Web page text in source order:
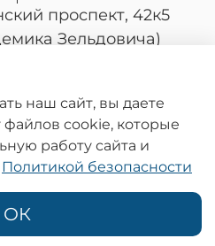
проспект, 42к5
Зельдовича)
контента без
запрещено
характер и не является
Российской Федерации.
наш сайт, вы даете
файлов cookie, которые
работу сайта и
Политикой безопасности
ОК